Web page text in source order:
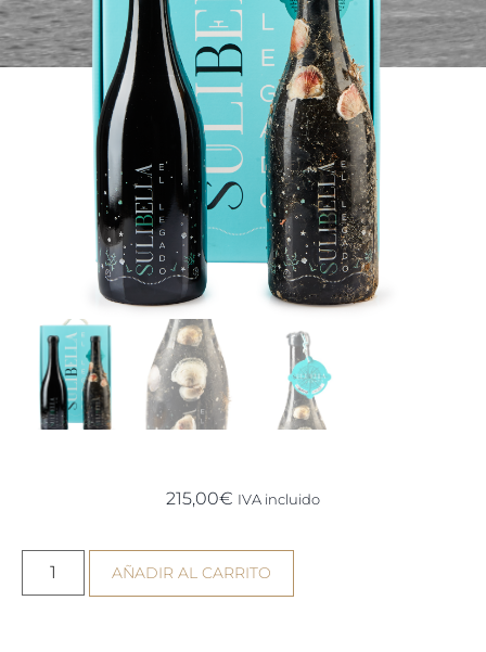
215,00€ IVA incluido
AÑADIR AL CARRITO